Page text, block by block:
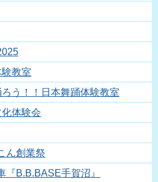
教室
う！！日本舞踊体験教室
体験会
ん創業祭
B.B.BASE手賀沼』